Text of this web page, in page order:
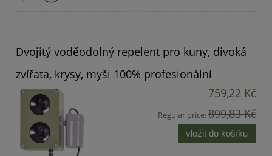
Dvojitý voděodolný repelent pro kuny, divoká
zvířata, krysy, myši 100% profesionální
759,22 Kč
Regular price:899,83 Kč
vložit do košíku